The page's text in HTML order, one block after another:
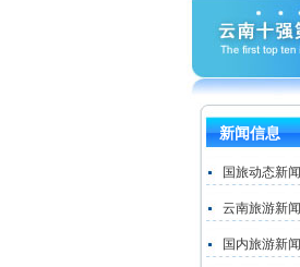
新闻信息
国旅动态新闻
云南旅游新闻
国内旅游新闻